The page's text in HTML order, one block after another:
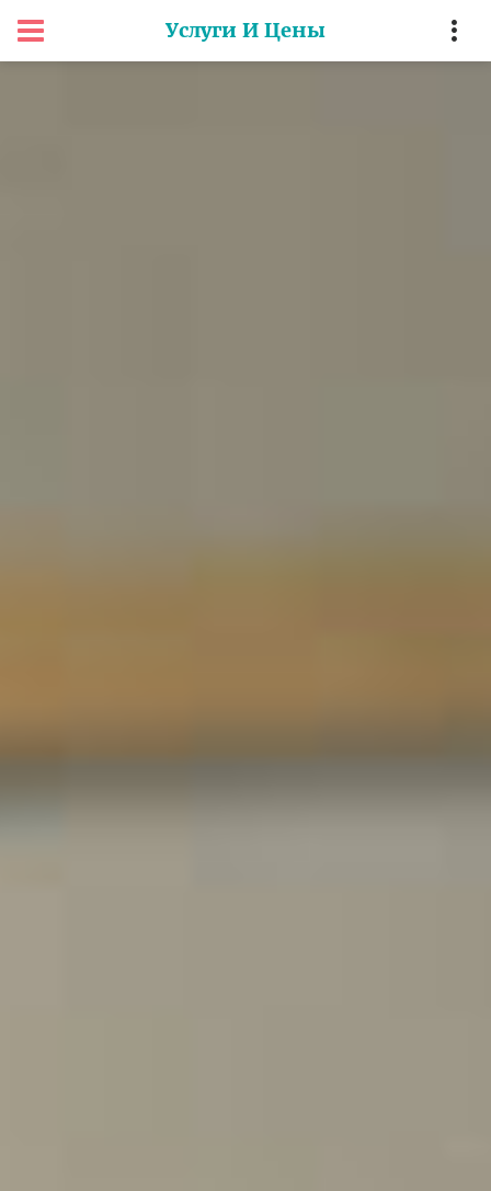
Услуги И Цены